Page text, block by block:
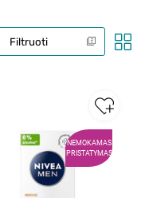
Filtruoti
NEMOKAMAS
PRISTATYMAS